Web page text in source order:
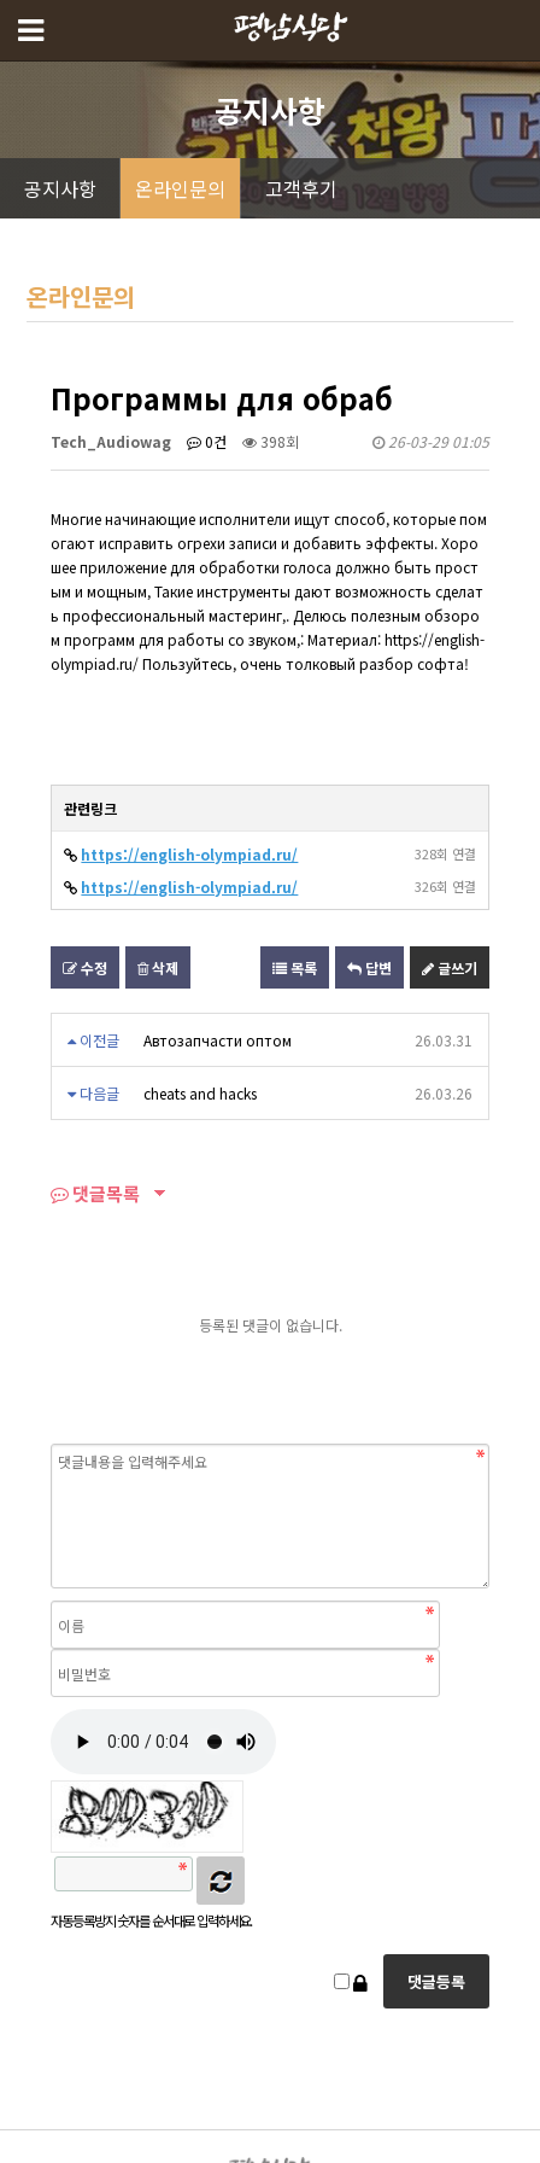
공지사항
공지사항 온라인문의 고객후기
온라인문의
Программы для обраб
Tech_Audiowag 0건 398회 26-03-29 01:05
Многие начинающие исполнители ищут способ, которые пом
огают исправить огрехи записи и добавить эффекты. Хоро
шее приложение для обработки голоса должно быть прост
ым и мощным, Такие инструменты дают возможность сделат
ь профессиональный мастеринг,. Делюсь полезным обзоро
м программ для работы со звуком,: Материал: https://english-
olympiad.ru/ Пользуйтесь, очень толковый разбор софта!
관련링크
https://english-olympiad.ru/ 328회 연결
https://english-olympiad.ru/ 326회 연결
수정 삭제 목록 답변 글쓰기
이전글 Автозапчасти оптом 26.03.31
다음글 cheats and hacks 26.03.26
댓글목록
등록된 댓글이 없습니다.
자동등록방지 숫자를 순서대로 입력하세요.